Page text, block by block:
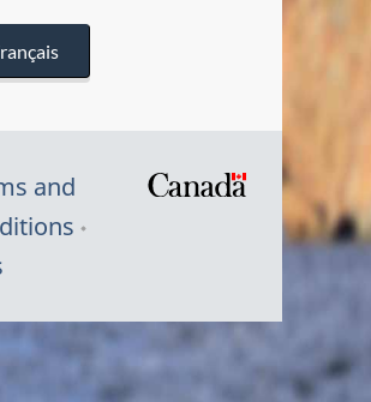
and
Symbole
Canada